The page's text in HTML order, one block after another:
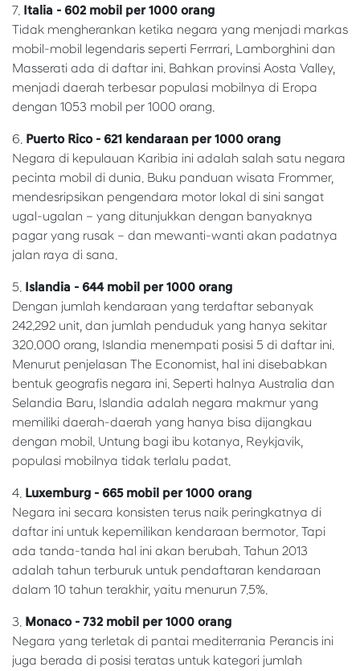
7. Italia - 602 mobil per 1000 orang
Tidak mengherankan ketika negara yang menjadi markas
mobil-mobil legendaris seperti Ferrrari, Lamborghini dan
Masserati ada di daftar ini. Bahkan provinsi Aosta Valley,
menjadi daerah terbesar populasi mobilnya di Eropa
dengan 1053 mobil per 1000 orang.
6. Puerto Rico - 621 kendaraan per 1000 orang
Negara di kepulauan Karibia ini adalah salah satu negara
pecinta mobil di dunia. Buku panduan wisata Frommer,
mendesripsikan pengendara motor lokal di sini sangat
ugal-ugalan – yang ditunjukkan dengan banyaknya
pagar yang rusak – dan mewanti-wanti akan padatnya
jalan raya di sana.
5. Islandia - 644 mobil per 1000 orang
Dengan jumlah kendaraan yang terdaftar sebanyak
242.292 unit, dan jumlah penduduk yang hanya sekitar
320.000 orang, Islandia menempati posisi 5 di daftar ini.
Menurut penjelasan The Economist, hal ini disebabkan
bentuk geografis negara ini. Seperti halnya Australia dan
Selandia Baru, Islandia adalah negara makmur yang
memiliki daerah-daerah yang hanya bisa dijangkau
dengan mobil. Untung bagi ibu kotanya, Reykjavik,
populasi mobilnya tidak terlalu padat.
4. Luxemburg - 665 mobil per 1000 orang
Negara ini secara konsisten terus naik peringkatnya di
daftar ini untuk kepemilikan kendaraan bermotor. Tapi
ada tanda-tanda hal ini akan berubah. Tahun 2013
adalah tahun terburuk untuk pendaftaran kendaraan
dalam 10 tahun terakhir, yaitu menurun 7.5%.
3. Monaco - 732 mobil per 1000 orang
Negara yang terletak di pantai mediterrania Perancis ini
juga berada di posisi teratas untuk kategori jumlah